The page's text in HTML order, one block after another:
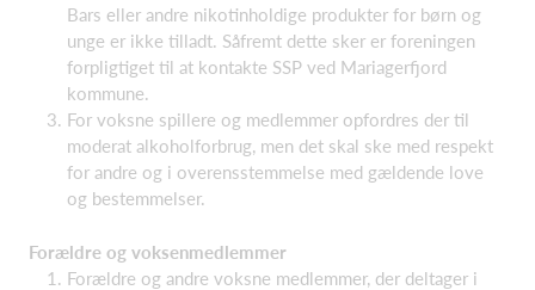
Bars eller andre nikotinholdige produkter for børn og
unge er ikke tilladt. Såfremt dette sker er foreningen
forpligtiget til at kontakte SSP ved Mariagerfjord
kommune.
For voksne spillere og medlemmer opfordres der til
moderat alkoholforbrug, men det skal ske med respekt
for andre og i overensstemmelse med gældende love
og bestemmelser.
Forældre og voksenmedlemmer
Forældre og andre voksne medlemmer, der deltager i